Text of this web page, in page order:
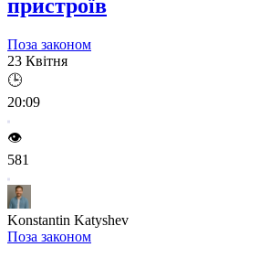
пристроїв
Поза законом
23 Квітня
🕒
20:09
👁️
581
Konstantin Katyshev
Поза законом